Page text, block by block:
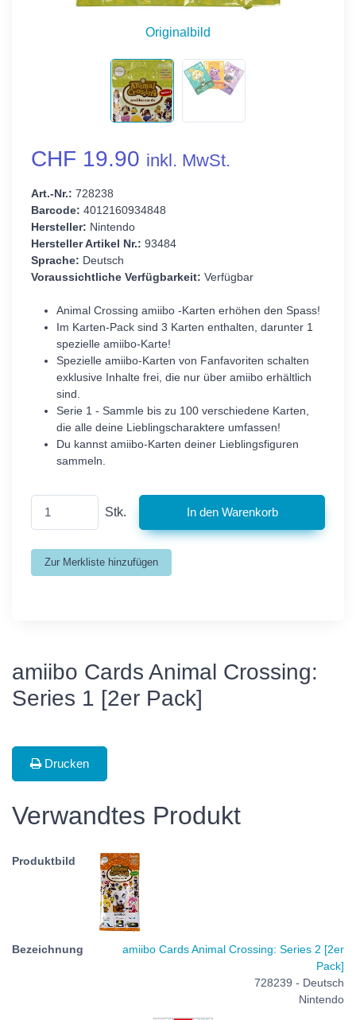
Originalbild
CHF 19.90 inkl. MwSt.
Art.-Nr.: 728238
Barcode: 4012160934848
Hersteller: Nintendo
Hersteller Artikel Nr.: 93484
Sprache: Deutsch
Voraussichtliche Verfügbarkeit: Verfügbar
Animal Crossing amiibo -Karten erhöhen den Spass!
Im Karten-Pack sind 3 Karten enthalten, darunter 1
spezielle amiibo-Karte!
Spezielle amiibo-Karten von Fanfavoriten schalten
exklusive Inhalte frei, die nur über amiibo erhältlich
sind.
Serie 1 - Sammle bis zu 100 verschiedene Karten,
die alle deine Lieblingscharaktere umfassen!
Du kannst amiibo-Karten deiner Lieblingsfiguren
sammeln.
Stk.
amiibo Cards Animal Crossing:
Series 1 [2er Pack]
Drucken
Verwandtes Produkt
amiibo Cards Animal Crossing: Series 2 [2er
Pack]
728239 - Deutsch
Nintendo